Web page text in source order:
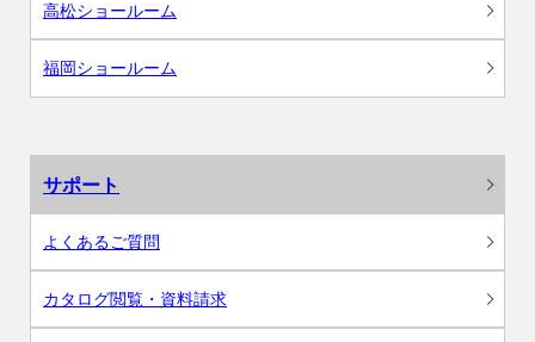
高松ショールーム
福岡ショールーム
サポート
よくあるご質問
カタログ閲覧・資料請求